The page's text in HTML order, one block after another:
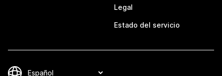
Legal
Estado del servicio